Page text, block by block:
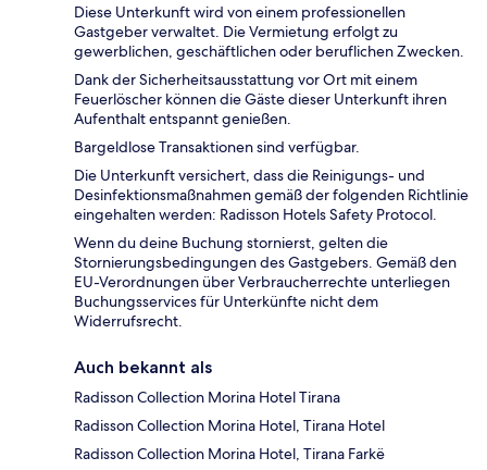
Diese Unterkunft wird von einem professionellen
Gastgeber verwaltet. Die Vermietung erfolgt zu
gewerblichen, geschäftlichen oder beruflichen Zwecken.
Dank der Sicherheitsausstattung vor Ort mit einem
Feuerlöscher können die Gäste dieser Unterkunft ihren
Aufenthalt entspannt genießen.
Bargeldlose Transaktionen sind verfügbar.
Die Unterkunft versichert, dass die Reinigungs- und
Desinfektionsmaßnahmen gemäß der folgenden Richtlinie
eingehalten werden: Radisson Hotels Safety Protocol.
Wenn du deine Buchung stornierst, gelten die
Stornierungsbedingungen des Gastgebers. Gemäß den
EU-Verordnungen über Verbraucherrechte unterliegen
Buchungsservices für Unterkünfte nicht dem
Widerrufsrecht.
Auch bekannt als
Radisson Collection Morina Hotel Tirana
Radisson Collection Morina Hotel, Tirana Hotel
Radisson Collection Morina Hotel, Tirana Farkë